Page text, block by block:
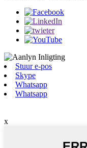
Stuur e-pos
Skype
Whatsapp
Whatsapp
x